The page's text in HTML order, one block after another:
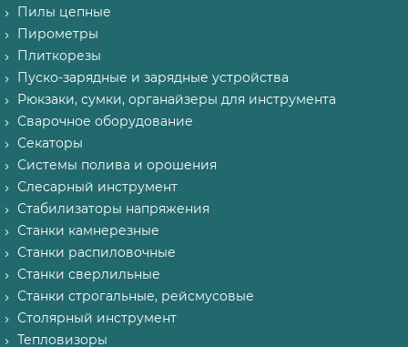
Пилы цепные
Пирометры
Плиткорезы
Пуско-зарядные и зарядные устройства
Рюкзаки, сумки, органайзеры для инструмента
Сварочное оборудование
Секаторы
Системы полива и орошения
Слесарный инструмент
Стабилизаторы напряжения
Станки камнерезные
Станки распиловочные
Станки сверлильные
Станки строгальные, рейсмусовые
Столярный инструмент
Тепловизоры